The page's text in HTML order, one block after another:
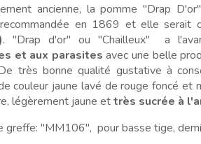
ancienne, la pomme "Drap
en 1869 et elle serait
. "Drap d'or" ou "Chailleux" a
et aux parasites avec une belle
très bonne qualité gustative à
couleur jaune lavé de rouge foncé et
légèrement jaune ettrès sucrée à
greffe: "MM106", pour basse tige,